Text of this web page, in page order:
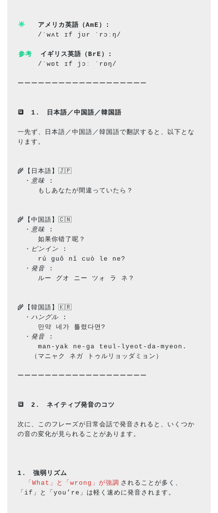
🌟 アメリカ英語（AmE）
:
/ˈwʌt ɪf jʊr ˈrɔːŋ/
参考 イギリス英語（BrE）
:
/ˈwɒt ɪf jɔː ˈrɒŋ/
ーーーーーーーーーーーーーーーーーーー
🔳 1.　日本語／中国語／韓国語
一先ず、日本語／中国語／韓国語で翻訳すると、以下とな
ります。
🌾【日本語】🇯🇵
・ 意味 :
もしあなたが間違っていたら？
🌾【中国語】🇨🇳
・ 意味 :
如果你错了呢？
・ ピンイン :
rú guǒ nǐ cuò le ne?
・ 発音 :
ルー グオ ニー ツォ ラ ネ？
🌾【韓国語】🇰🇷
・ ハングル :
만약 네가 틀렸다면?
・ 発音 :
man-yak ne-ga teul-lyeot-da-myeon.
（マニャク ネガ トゥルリョッダミョン）
ーーーーーーーーーーーーーーーーーーー
🔳 2.　ネイティブ発音のコツ
次に、このフレーズが日常会話で発音されると、いくつか
の音の変化が見られることがあります。
1.　強弱リズム
「What」と「wrong」が強調 されることが多く、
「if」と「you’re」は軽く速めに発音されます。